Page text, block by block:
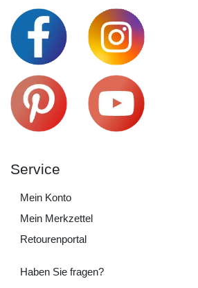
Service
Mein Konto
Mein Merkzettel
Retourenportal
Haben Sie fragen?